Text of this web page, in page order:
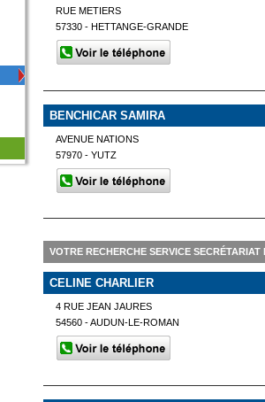
RUE METIERS
57330 - HETTANGE-GRANDE
BENCHICAR SAMIRA
AVENUE NATIONS
57970 - YUTZ
VOTRE RECHERCHE SERVICE
CELINE CHARLIER
4 RUE JEAN JAURES
54560 - AUDUN-LE-ROMAN